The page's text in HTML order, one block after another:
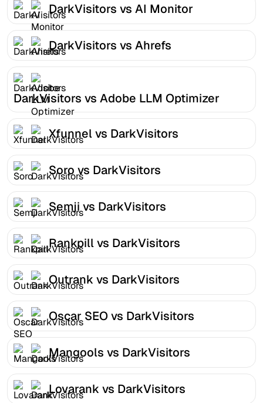
DarkVisitors vs AI Monitor
DarkVisitors vs Ahrefs
DarkVisitors vs Adobe LLM Optimizer
Xfunnel vs DarkVisitors
Soro vs DarkVisitors
Semji vs DarkVisitors
Rankpill vs DarkVisitors
Outrank vs DarkVisitors
Oscar SEO vs DarkVisitors
Mangools vs DarkVisitors
Lovarank vs DarkVisitors